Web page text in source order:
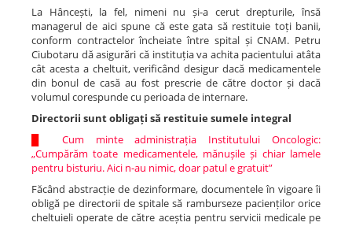
La Hâncești, la fel, nimeni nu și-a cerut drepturile, însă
managerul de aici spune că este gata să restituie toți banii,
conform contractelor încheiate între spital și CNAM. Petru
Ciubotaru dă asigurări că instituția va achita pacientului atâta
cât acesta a cheltuit, verificând desigur dacă medicamentele
din bonul de casă au fost prescrie de către doctor și dacă
volumul corespunde cu perioada de internare.
Directorii sunt obligați să restituie sumele integral
Cum minte administrația Institutului Oncologic:
„Cumpărăm toate medicamentele, mănușile și chiar lamele
pentru bisturiu. Aici n-au nimic, doar patul e gratuit”
Făcând abstracție de dezinformare, documentele în vigoare îi
obligă pe directorii de spitale să ramburseze pacienților orice
cheltuieli operate de către aceștia pentru servicii medicale pe